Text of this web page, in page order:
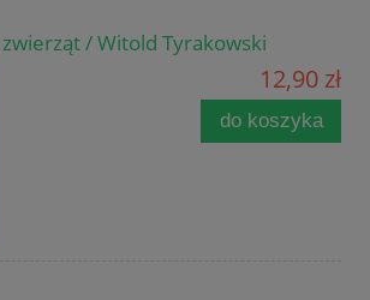
/ Witold Tyrakowski
12,90 zł
do koszyka